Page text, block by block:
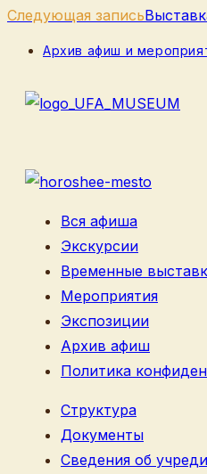
статьи
Следующая запись
Рубрика
Архив афиш и
Вся афиша
Экскурсии
Временные
Мероприятия
Экспозиции
Архив афиш
Политика
Структура
Документы
Сведения об